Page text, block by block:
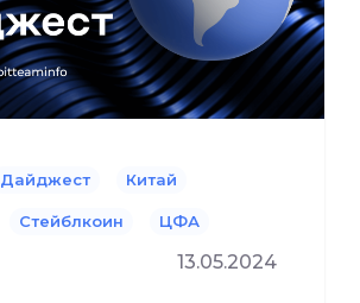
Дайджест Китай
Стейблкоин ЦФА
13.05.2024